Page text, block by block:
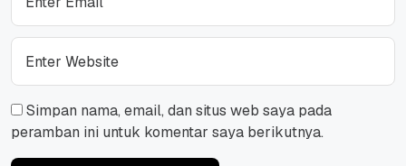
Simpan nama, email, dan situs web saya pada
peramban ini untuk komentar saya berikutnya.